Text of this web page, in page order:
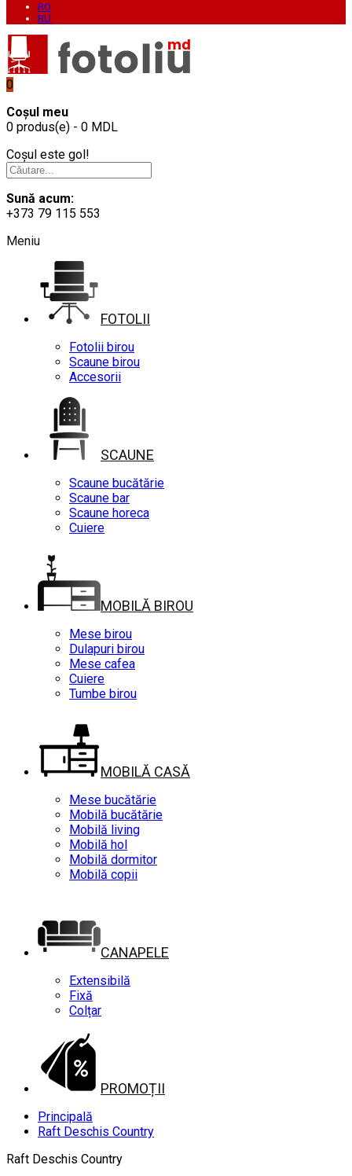
RO
RU
0
Coșul meu
0 produs(e) - 0 MDL
Coșul este gol!
Sună acum:
+373 79 115 553
Meniu
FOTOLII
Fotolii birou
Scaune birou
Accesorii
SCAUNE
Scaune bucătărie
Scaune bar
Scaune horeca
Cuiere
MOBILĂ BIROU
Mese birou
Dulapuri birou
Mese cafea
Cuiere
Tumbe birou
MOBILĂ CASĂ
Mese bucătărie
Mobilă bucătărie
Mobilă living
Mobilă hol
Mobilă dormitor
Mobilă copii
CANAPELE
Extensibilă
Fixă
Colțar
PROMOȚII
Principală
Raft Deschis Country
Raft Deschis Country